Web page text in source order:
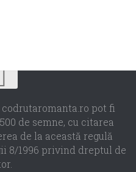
pot fi
de semne, cu citarea
de la această regulă
8/1996 privind dreptul de